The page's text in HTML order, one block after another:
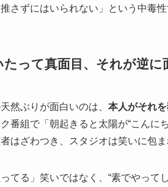
さずにはいられない」という中毒性
たって真面目、それが逆に
然ぶりが面白いのは、 本人がそれ
番組で「朝起きると太陽が“こん
はざわつき、スタジオは笑いに包
てる」笑いではなく、“素でやって